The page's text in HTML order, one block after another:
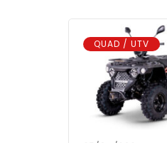
QUAD / UTV